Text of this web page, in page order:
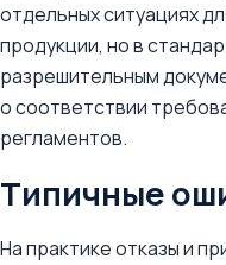
отдельных ситуациях
продукции, но в
разрешительным
о соответствии
регламентов.
Типичные
На практике отказы и